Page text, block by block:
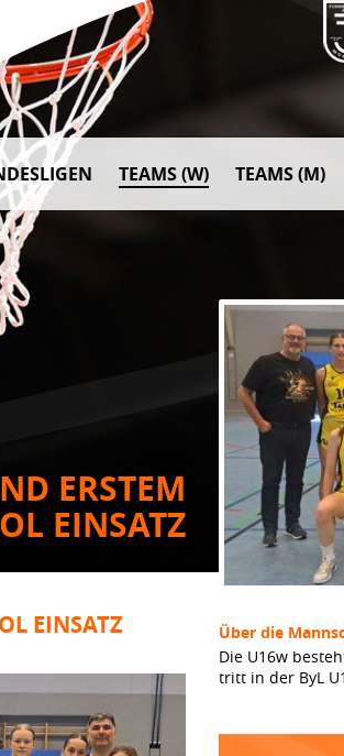
TEAMS (W) TEAMS (M)
ERSTEM
EINSATZ
EINSATZ
Über die
Die U16w
tritt in der ByL